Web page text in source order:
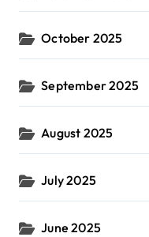
October 2025
September 2025
August 2025
July 2025
June 2025